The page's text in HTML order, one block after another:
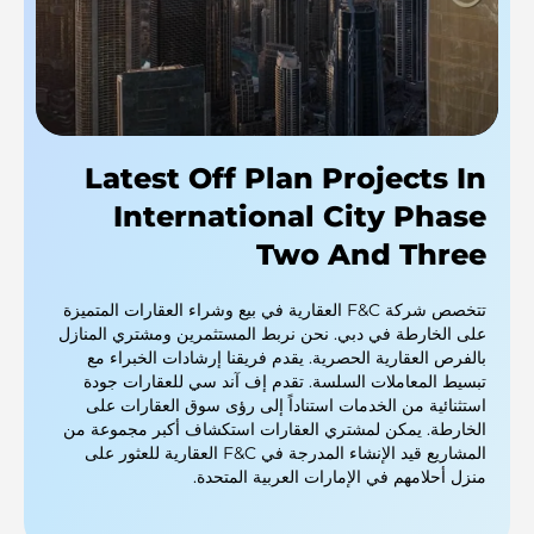
Latest Off Plan Projects In
International City Phase
Two And Three
تتخصص شركة F&C العقارية في بيع وشراء العقارات المتميزة
على الخارطة في دبي. نحن نربط المستثمرين ومشتري المنازل
بالفرص العقارية الحصرية. يقدم فريقنا إرشادات الخبراء مع
تبسيط المعاملات السلسة. تقدم إف آند سي للعقارات جودة
استثنائية من الخدمات استناداً إلى رؤى سوق العقارات على
الخارطة. يمكن لمشتري العقارات استكشاف أكبر مجموعة من
المشاريع قيد الإنشاء المدرجة في F&C العقارية للعثور على
منزل أحلامهم في الإمارات العربية المتحدة.